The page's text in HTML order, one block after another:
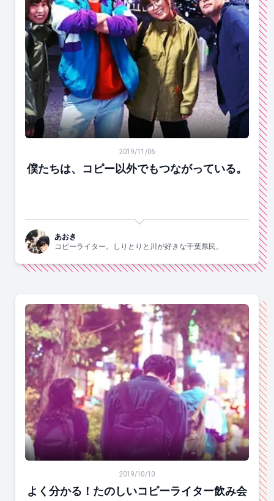
2019/11/06
僕たちは、コピー以外でもつながっている。
あおき
コピーライター。しりとりと川が好きな千葉県民。
2019/10/10
よく分かる！たのしいコピーライター飲み会